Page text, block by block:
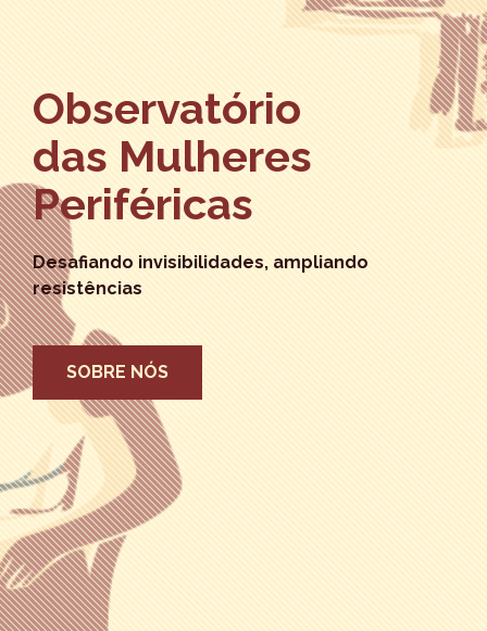
Observatório
das Mulheres
Periféricas
Desafiando invisibilidades, ampliando
resistências
SOBRE NÓS